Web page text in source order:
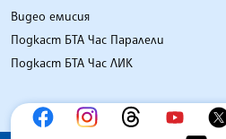
Видео емисия
Подкаст БТА Час Паралели
Подкаст БТА Час ЛИК